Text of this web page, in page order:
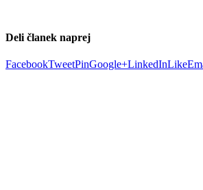
Deli članek naprej
FacebookTweetPinGoogle+LinkedInLike